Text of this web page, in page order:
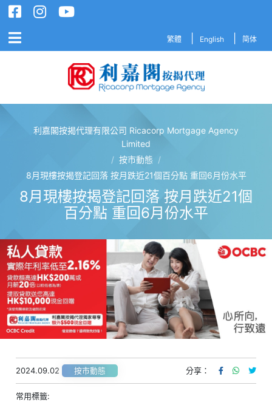
繁體 English 简体
利嘉閣按揭代理有限公司 Ricacorp Mortgage Agency
Limited
/ 按市動態 /
8月現樓按揭登記回落 按月跌近21個百分點 重回6月份水平
8月現樓按揭登記回落 按月跌近21個
百分點 重回6月份水平
2024.09.02 按市動態 分享：
常用標籤: